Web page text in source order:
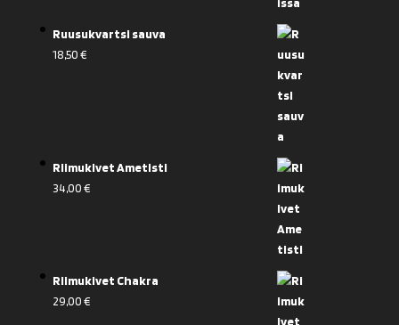
Ruusukvartsi sauva
18,50€
Riimukivet Ametisti
34,00€
Riimukivet Chakra
29,00€